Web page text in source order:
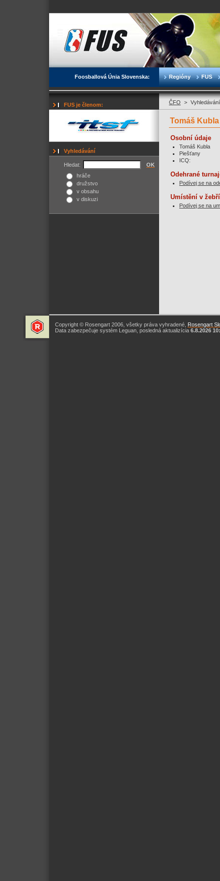
Foosballová Únia Slovenska: Regióny FUS
FUS je členom:
Vyhledávání
Hledat:
OK
hráče
družstvo
v obsahu
v diskuzi
ČFO >
Tomáš Kubla
Osobní údaje
Tomáš Kubla
Piešťany
ICQ:
Odehrané
Podívej se na
Umístění v
Podívej se na
Copyright © Rosengart 2006, všetky práva vyhradené, Rosengart
Data zabezpečuje systém Leguan, posledná aktualizícia 6.8.2026